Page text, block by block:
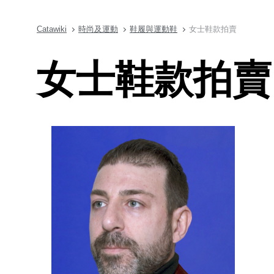
Catawiki 時尚及運動 鞋履與運動鞋 女士鞋款拍賣
女士鞋款拍賣